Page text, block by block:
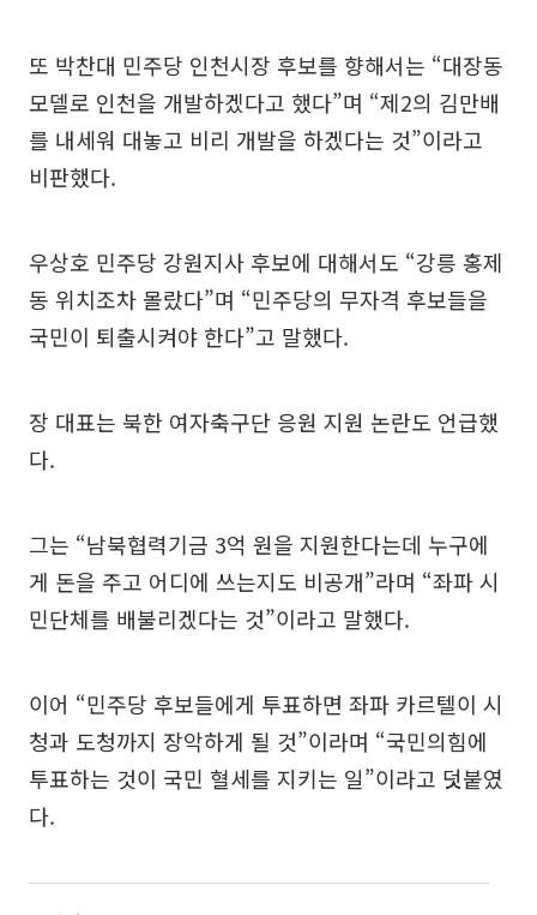
또 박찬대 민주당 인천시장 후보를 향해서는 “대장동
모델로 인천을 개발하겠다고 했다”며 “제2의 김만배
를 내세워 대놓고 비리 개발을 하겠다는 것”이라고
비판했다.
우상호 민주당 강원지사 후보에 대해서도 “강릉 홍제
동 위치조차 몰랐다”며 “민주당의 무자격 후보들을
국민이 퇴출시켜야 한다”고 말했다.
장 대표는 북한 여자축구단 응원 지원 논란도 언급했
다.
그는 “남북협력기금 3억 원을 지원한다는데 누구에
게 돈을 주고 어디에 쓰는지도 비공개”라며 “좌파 시
민단체를 배불리겠다는 것”이라고 말했다.
이어 “민주당 후보들에게 투표하면 좌파 카르텔이 시
청과 도청까지 장악하게 될 것”이라며 “국민의힘에
투표하는 것이 국민 혈세를 지키는 일”이라고 덧붙였
다.